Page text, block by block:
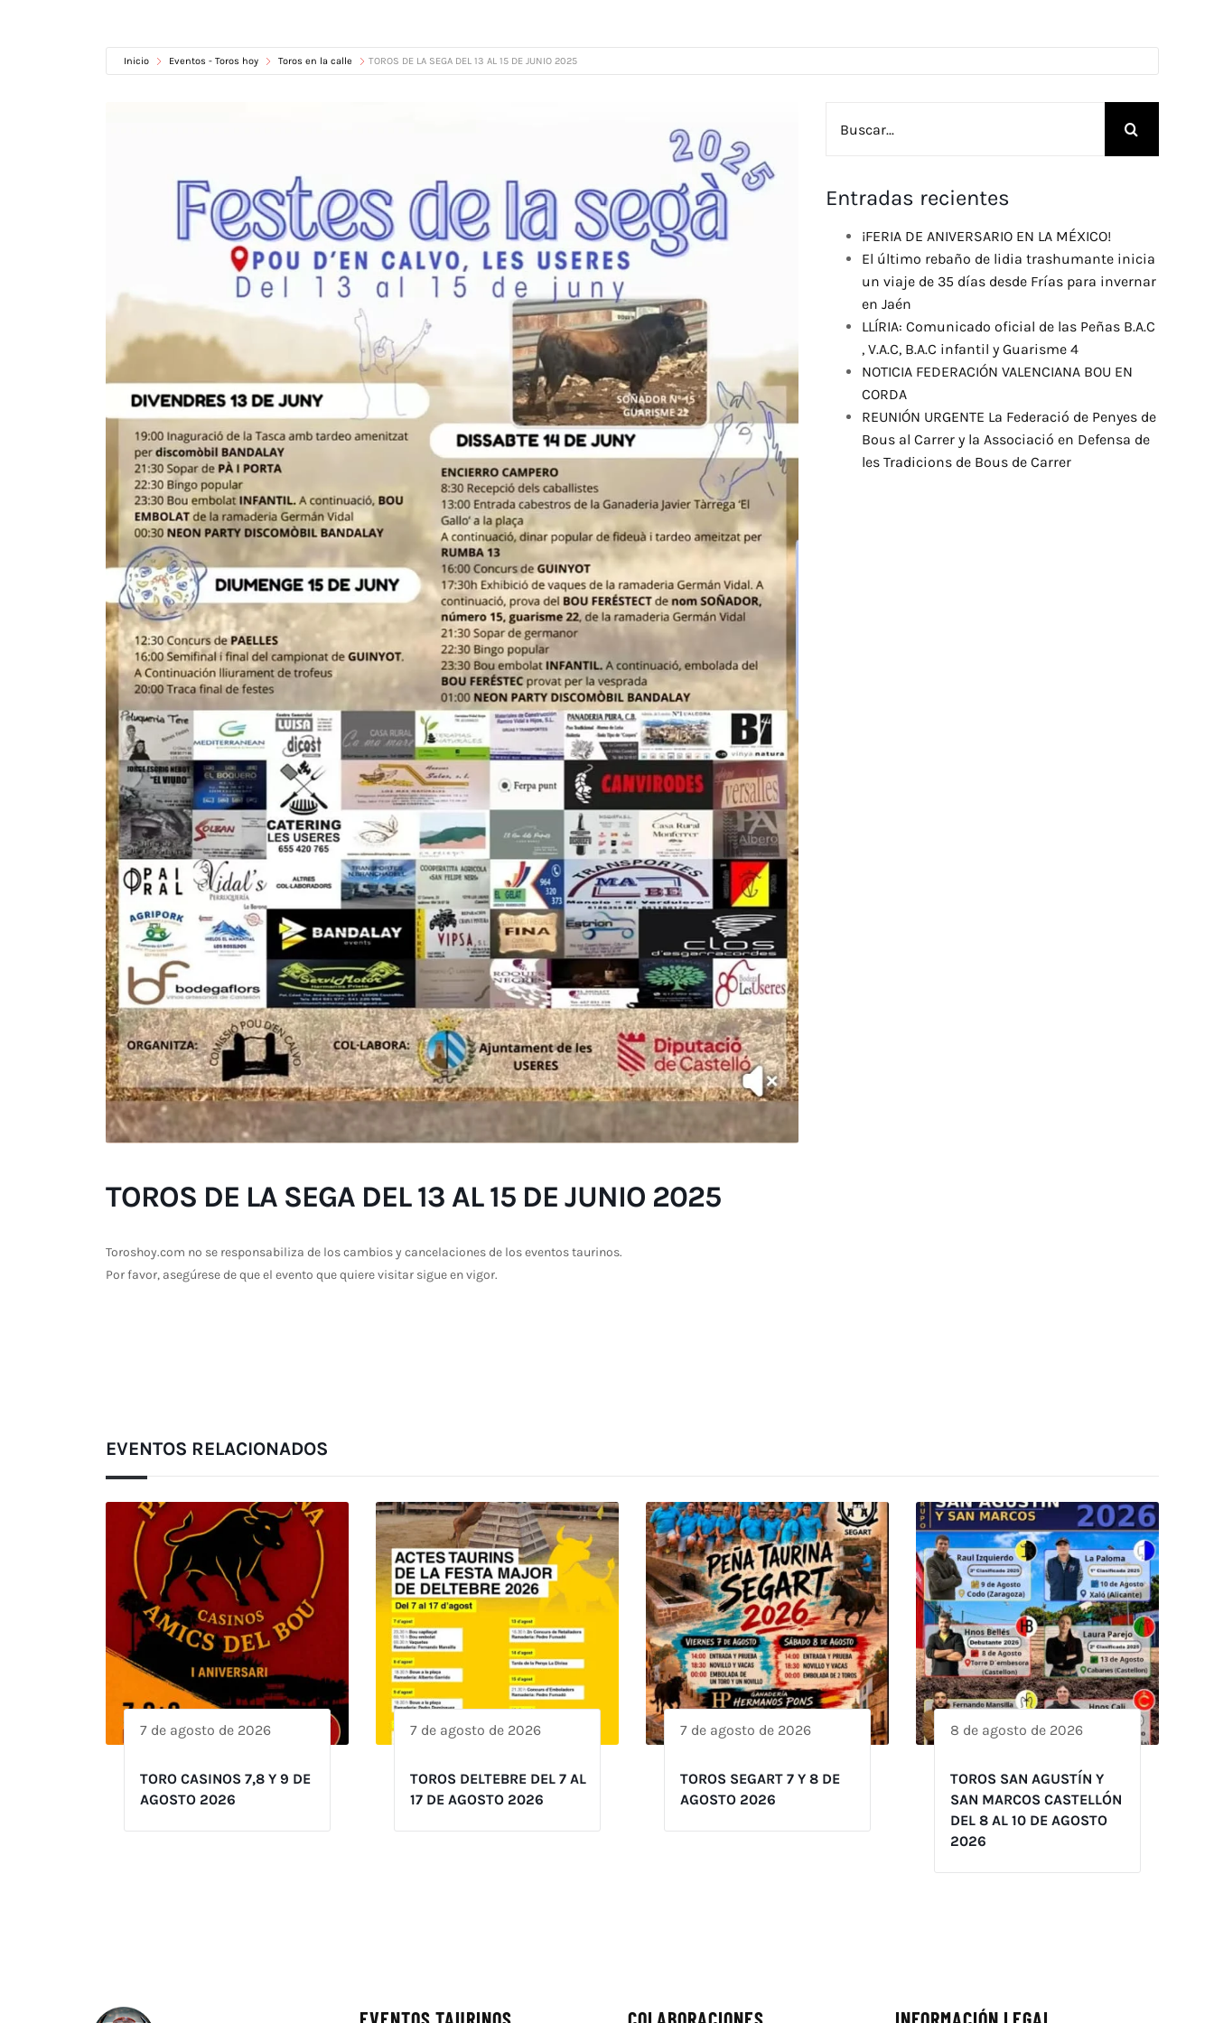
Inicio Eventos - Toros hoy Toros en la calle TOROS DE LA SEGA DEL 13 AL 15 DE JUNIO 2025
TOROS DE LA SEGA DEL 13 AL 15 DE JUNIO 2025
Toroshoy.com no se responsabiliza de los cambios y cancelaciones de los eventos taurinos.
Por favor, asegúrese de que el evento que quiere visitar sigue en vigor.
Entradas recientes
¡FERIA DE ANIVERSARIO EN LA MÉXICO!
El último rebaño de lidia trashumante inicia
un viaje de 35 días desde Frías para invernar
en Jaén
LLÍRIA: Comunicado oficial de las Peñas B.A.C
, V.A.C, B.A.C infantil y Guarisme 4
NOTICIA FEDERACIÓN VALENCIANA BOU EN
CORDA
REUNIÓN URGENTE La Federació de Penyes de
Bous al Carrer y la Associació en Defensa de
les Tradicions de Bous de Carrer
EVENTOS RELACIONADOS
7 de agosto de 2026
TORO CASINOS 7,8 Y 9 DE
AGOSTO 2026
7 de agosto de 2026
TOROS DELTEBRE DEL 7 AL
17 DE AGOSTO 2026
7 de agosto de 2026
TOROS SEGART 7 Y 8 DE
AGOSTO 2026
8 de agosto de 2026
TOROS SAN AGUSTÍN Y
SAN MARCOS CASTELLÓN
DEL 8 AL 10 DE AGOSTO
2026